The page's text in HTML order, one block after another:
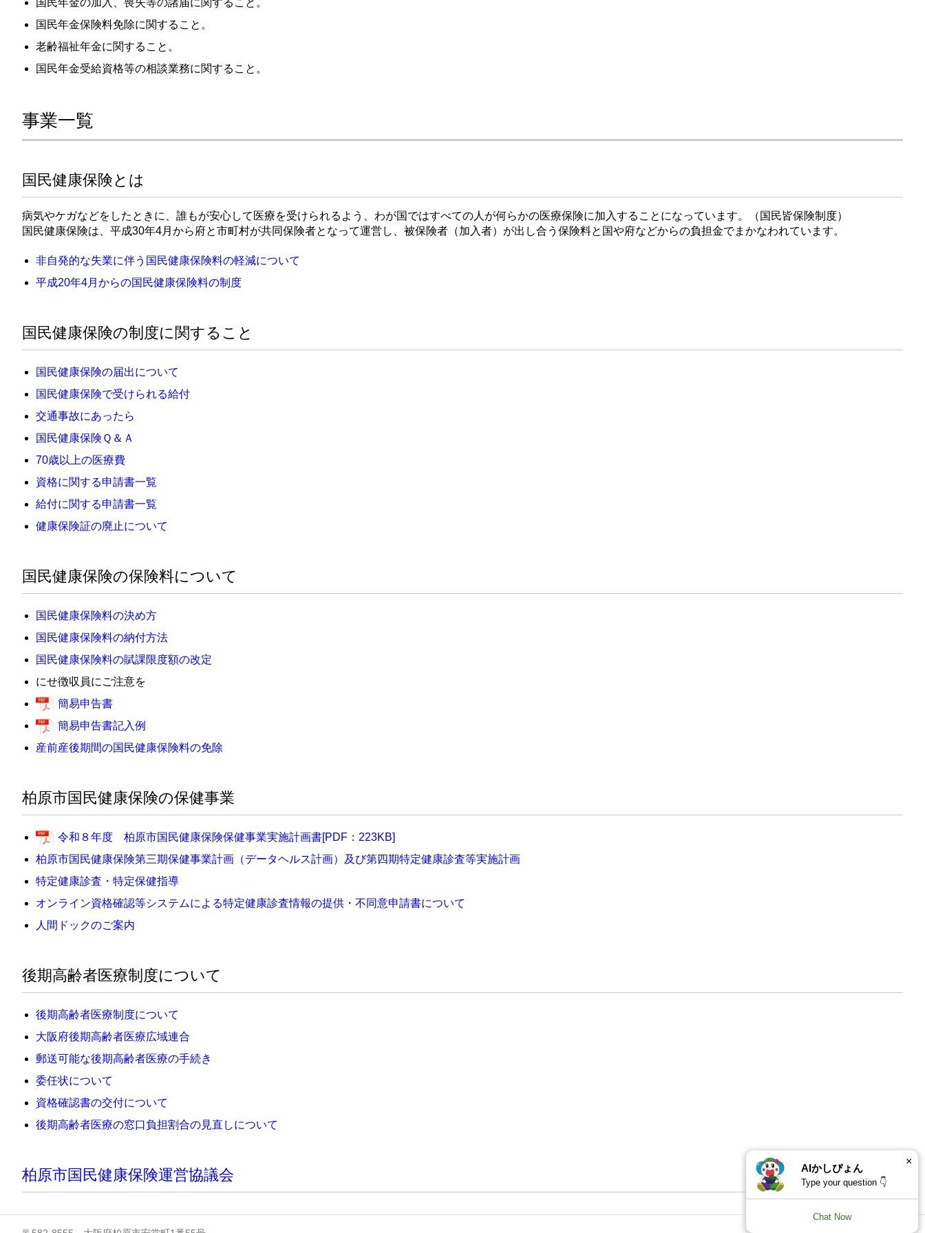
国民年金の加入、喪失等の諸届に関すること。
国民年金保険料免除に関すること。
老齢福祉年金に関すること。
国民年金受給資格等の相談業務に関すること。
事業一覧
国民健康保険とは
病気やケガなどをしたときに、誰もが安心して医療を受けられるよう、わが国ではすべての人が何らかの医療保険に加入することになっています。（国民皆保険制度）
国民健康保険は、平成30年4月から府と市町村が共同保険者となって運営し、被保険者（加入者）が出し合う保険料と国や府などからの負担金でまかなわれています。
非自発的な失業に伴う国民健康保険料の軽減について
平成20年4月からの国民健康保険料の制度
国民健康保険の制度に関すること
国民健康保険の届出について
国民健康保険で受けられる給付
交通事故にあったら
国民健康保険Ｑ＆Ａ
70歳以上の医療費
資格に関する申請書一覧
給付に関する申請書一覧
健康保険証の廃止について
国民健康保険の保険料について
国民健康保険料の決め方
国民健康保険料の納付方法
国民健康保険料の賦課限度額の改定
にせ徴収員にご注意を
簡易申告書
簡易申告書記入例
産前産後期間の国民健康保険料の免除
柏原市国民健康保険の保健事業
令和８年度 柏原市国民健康保険保健事業実施計画書[PDF：223KB]
柏原市国民健康保険第三期保健事業計画（データヘルス計画）及び第四期特定健康診査等実施計画
特定健康診査・特定保健指導
オンライン資格確認等システムによる特定健康診査情報の提供・不同意申請書について
人間ドックのご案内
後期高齢者医療制度について
後期高齢者医療制度について
大阪府後期高齢者医療広域連合
郵送可能な後期高齢者医療の手続き
委任状について
資格確認書の交付について
後期高齢者医療の窓口負担割合の見直しについて
柏原市国民健康保険運営協議会 AIかしぴょん
Type your question 👇
Chat Now
×